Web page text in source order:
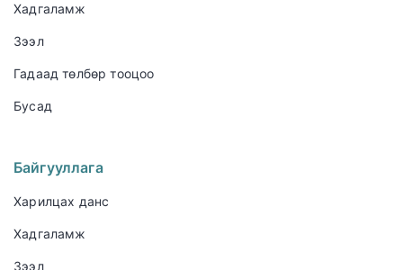
Хадгаламж
Зээл
Гадаад төлбөр тооцоо
Бусад
Байгууллага
Харилцах данс
Хадгаламж
Зээл